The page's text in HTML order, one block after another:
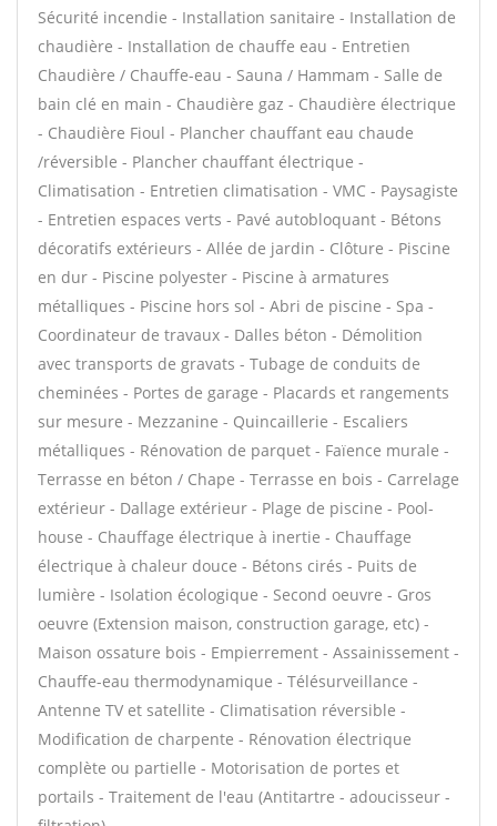
Sécurité incendie - Installation sanitaire - Installation de
chaudière - Installation de chauffe eau - Entretien
Chaudière / Chauffe-eau - Sauna / Hammam - Salle de
bain clé en main - Chaudière gaz - Chaudière électrique
- Chaudière Fioul - Plancher chauffant eau chaude
/réversible - Plancher chauffant électrique -
Climatisation - Entretien climatisation - VMC - Paysagiste
- Entretien espaces verts - Pavé autobloquant - Bétons
décoratifs extérieurs - Allée de jardin - Clôture - Piscine
en dur - Piscine polyester - Piscine à armatures
métalliques - Piscine hors sol - Abri de piscine - Spa -
Coordinateur de travaux - Dalles béton - Démolition
avec transports de gravats - Tubage de conduits de
cheminées - Portes de garage - Placards et rangements
sur mesure - Mezzanine - Quincaillerie - Escaliers
métalliques - Rénovation de parquet - Faïence murale -
Terrasse en béton / Chape - Terrasse en bois - Carrelage
extérieur - Dallage extérieur - Plage de piscine - Pool-
house - Chauffage électrique à inertie - Chauffage
électrique à chaleur douce - Bétons cirés - Puits de
lumière - Isolation écologique - Second oeuvre - Gros
oeuvre (Extension maison, construction garage, etc) -
Maison ossature bois - Empierrement - Assainissement -
Chauffe-eau thermodynamique - Télésurveillance -
Antenne TV et satellite - Climatisation réversible -
Modification de charpente - Rénovation électrique
complète ou partielle - Motorisation de portes et
portails - Traitement de l'eau (Antitartre - adoucisseur -